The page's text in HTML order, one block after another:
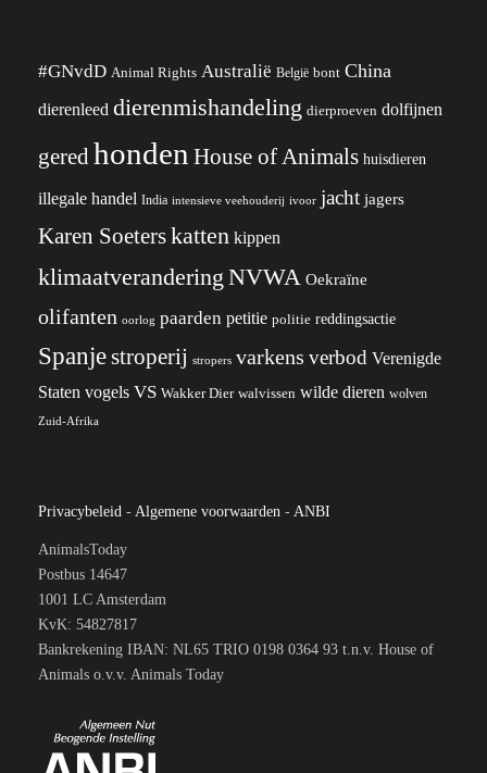
#GNvdD Animal Rights Australië België bont China
dierenleed dierenmishandeling dierproeven dolfijnen
geredhonden House of Animals huisdieren
illegale handel India intensieve veehouderij ivoor jacht jagers
Karen Soeterskatten kippen
klimaatverandering NVWA Oekraïne
olifanten oorlog paarden petitie politie reddingsactie
Spanjestroperij stropers varkens verbod Verenigde
Staten vogels VS Wakker Dier walvissen wilde dieren wolven
Zuid-Afrika
Privacybeleid - Algemene voorwaarden - ANBI
AnimalsToday
Postbus 14647
1001 LC Amsterdam
KvK: 54827817
Bankrekening IBAN: NL65 TRIO 0198 0364 93 t.n.v. House of
Animals o.v.v. Animals Today